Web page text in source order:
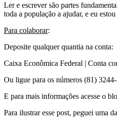
Ler e escrever são partes
toda a população a ajudar, e eu
Para colaborar:
Deposite qualquer quantia na conta:
Caixa Econômica Federal | Conta
Ou ligue para os números (81)
E para mais informações acesse o
Para ilustrar esse post, peguei uma